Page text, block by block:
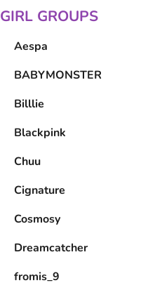
GIRL GROUPS
Aespa
BABYMONSTER
Billlie
Blackpink
Chuu
Cignature
Cosmosy
Dreamcatcher
fromis_9